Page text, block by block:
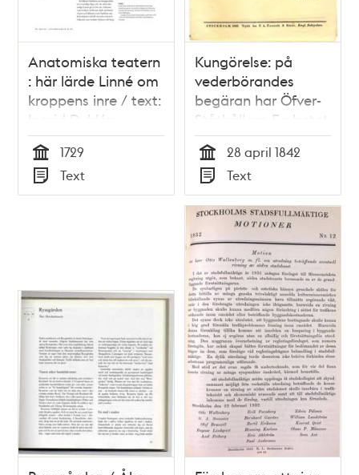
Anatomiska teatern
: här lärde Linné om
kroppens inre / text:
Ingrid Dyhlén-
Täckman
Tid
1729
Typ
Text
Kungörelse: på
vederbörandes
begäran har Öfver-
Ståthållare-Embetet
funnit skäligt att,
vid vite af tre r:dr 16
sk. b:co, förbjuda
utkastande af sopor
och annan
orenlighet å den
instängda och
under planering
vestra delen af
Stadsgårdshamnen...
Tid
28 april 1842
Typ
Text